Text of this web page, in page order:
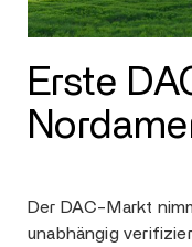
Erste
Der DAC-Markt
unabhängig